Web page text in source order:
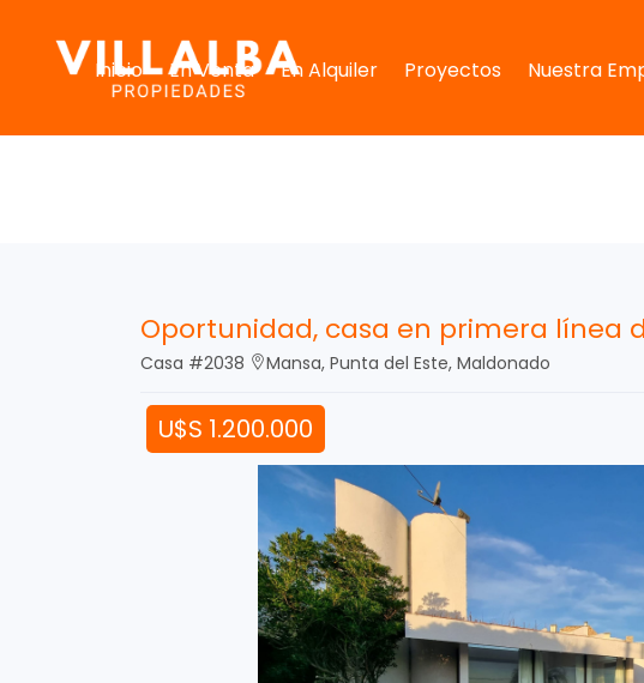
Inicio En Venta En Alquiler Proyectos Nuestra
Oportunidad, casa en primera línea
Casa #2038 Mansa, Punta del Este, Maldonado
U$S 1.200.000